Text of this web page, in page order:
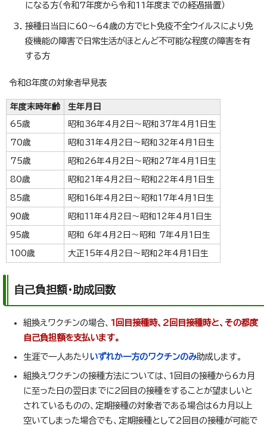
になる方（令和7年度から令和11年度までの経過措置）
接種日当日に60～64歳の方でヒト免疫不全ウイルスにより免
疫機能の障害で日常生活がほとんど不可能な程度の障害を有
する方
令和8年度の対象者早見表
年度末時年齢 生年月日
65歳 昭和36年4月2日～昭和37年4月1日生
70歳 昭和31年4月2日～昭和32年4月1日生
75歳 昭和26年4月2日～昭和27年4月1日生
80歳 昭和21年4月2日～昭和22年4月1日生
85歳 昭和16年4月2日～昭和17年4月1日生
90歳 昭和11年4月2日～昭和12年4月1日生
95歳 昭和 6年4月2日～昭和 7年4月1日生
100歳 大正15年4月2日～昭和2年4月1日生
自己負担額・助成回数
組換えワクチンの場合、 1回目接種時、2回目接種時と、その都度
自己負担額を支払います。
生涯で一人あたり いずれか一方のワクチンのみ助成します。
組換えワクチンの接種方法については、1回目の接種から6カ月
に至った日の翌日までに2回目の接種をすることが望ましいと
されているものの、定期接種の対象者である場合は6カ月以上
空いてしまった場合でも、定期接種として2回目の接種が可能で